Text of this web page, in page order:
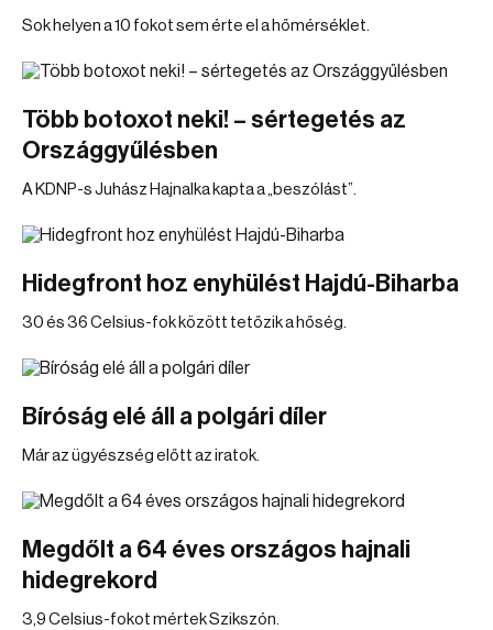
Sok helyen a 10 fokot sem érte el a hőmérséklet.
Több botoxot neki! – sértegetés az
Országgyűlésben
A KDNP-s Juhász Hajnalka kapta a „beszólást”.
Hidegfront hoz enyhülést Hajdú-Biharba
30 és 36 Celsius-fok között tetőzik a hőség.
Bíróság elé áll a polgári díler
Már az ügyészség előtt az iratok.
Megdőlt a 64 éves országos hajnali
hidegrekord
3,9 Celsius-fokot mértek Szikszón.